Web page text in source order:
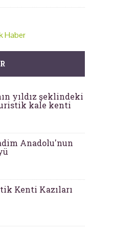
yıldız şeklindeki
kale kenti
Anadolu'nun
Kenti Kazıları